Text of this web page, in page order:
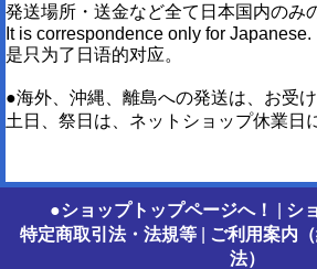
発送場所・送金など全て日本国内のみ
It is correspondence only for
是只为了日语的对应。
●海外、沖縄、離島への発送は、お受
土日、祭日は、ネットショップ休業日
●ショップトップページへ！
シ
特定商取引法・法規等
ご利用案内
法）